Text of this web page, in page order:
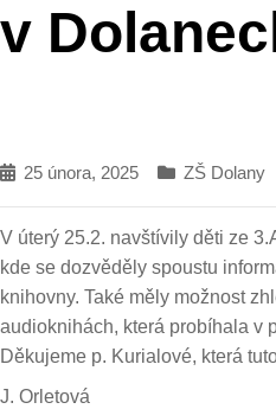
v
25 února, 2025 ZŠ Dolany
V úterý 25.2. navštívily děti ze
kde se dozvěděly spoustu
knihovny. Také měly možnost
audioknihách, která probíhala v
Děkujeme p. Kurialové, která
J. Orletová